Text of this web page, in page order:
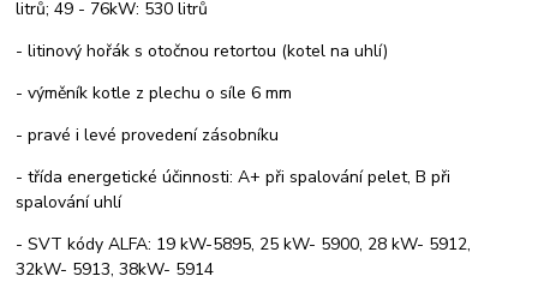
litrů; 49 - 76kW: 530 litrů
- litinový hořák s otočnou retortou (kotel na uhlí)
- výměník kotle z plechu o síle 6 mm
- pravé i levé provedení zásobníku
- třída energetické účinnosti: A+ při spalování pelet, B při
spalování uhlí
- SVT kódy ALFA: 19 kW-5895, 25 kW- 5900, 28 kW- 5912,
32kW- 5913, 38kW- 5914